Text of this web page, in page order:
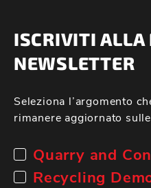
ISCRIVITI ALLA
NEWSLETTER
Seleziona l’argomento
rimanere aggiornato
Quarry and
Recycling